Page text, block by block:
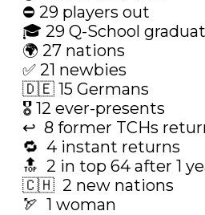
⛔️ 29 players out
🎓 29 Q-School
🌍 27 nations
✅ 21 newbies
🇩🇪 15 Germans
🎖️ 12 ever-presents
↩️  8 former TCHs
🔁  4 instant returns
🔝  2 in top 64 after 1
🇨🇭  2 new nations
🏹  1 woman